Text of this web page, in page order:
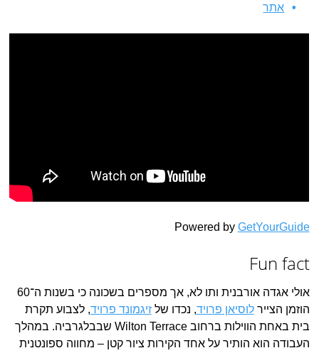
אתר
Powered by GetYourGuide
Fun fact
אולי אגדה אורבנית ותו לא, אך מספרים בשכונה כי בשנות ה־60
הוזמן הציירלוסיאן פרויד, נכדו שלזיגמונד פרויד, לצבוע תקרת
בית באחת הווילות ברחוב Wilton Terrace שבבלגרביה. במהלך
העבודה הוא הותיר על אחד הקירות ציור קטן – מחווה ספונטנית